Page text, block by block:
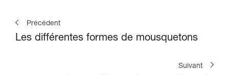
Précédent
Les différentes formes de mousquetons
Suivant